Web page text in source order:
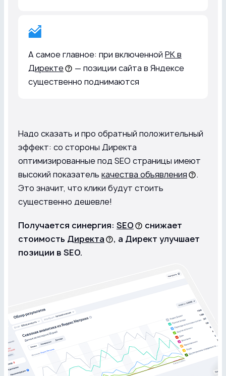
А самое главное: при включенной РК в
Директе
— позиции сайта в Яндексе
существенно поднимаются
Надо сказать и про обратный положительный
эффект: со стороны Директа
оптимизированные под SEO страницы имеют
высокий показатель качества объявления
.
Это значит, что клики будут стоить
существенно дешевле!
Получается синергия: SEO
снижает
стоимость Директа
, а Директ улучшает
позиции в SEO.